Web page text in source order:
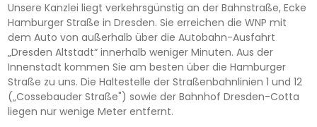
Unsere Kanzlei liegt verkehrsgünstig an der Bahnstraße, Ecke
Hamburger Straße in Dresden. Sie erreichen die WNP mit
dem Auto von außerhalb über die Autobahn-Ausfahrt
„Dresden Altstadt“ innerhalb weniger Minuten. Aus der
Innenstadt kommen Sie am besten über die Hamburger
Straße zu uns. Die Haltestelle der Straßenbahnlinien 1 und 12
(„Cossebauder Straße") sowie der Bahnhof Dresden-Cotta
liegen nur wenige Meter entfernt.